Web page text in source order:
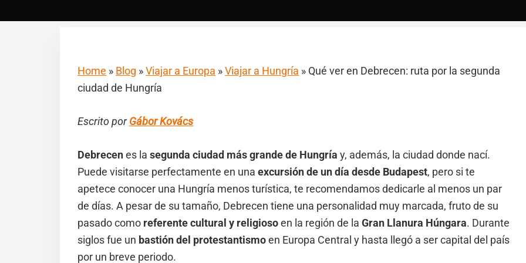
Home » Blog »Viajar a Europa »Viajar a Hungría » Qué ver en Debrecen: ruta por la segunda
ciudad de Hungría
Escrito porGábor Kovács
Debrecenes la segunda ciudad más grande de Hungría y, además, la ciudad donde nací.
Puede visitarse perfectamente en una excursión de un día desde Budapest, pero si te
apetece conocer una Hungría menos turística, te recomendamos dedicarle al menos un par
de días. A pesar de su tamaño, Debrecen tiene una personalidad muy marcada, fruto de su
pasado como referente cultural y religiosoen la región de la Gran Llanura Húngara. Durante
siglos fue un bastión del protestantismoen Europa Central y hasta llegó a ser capital del país
por un breve periodo.